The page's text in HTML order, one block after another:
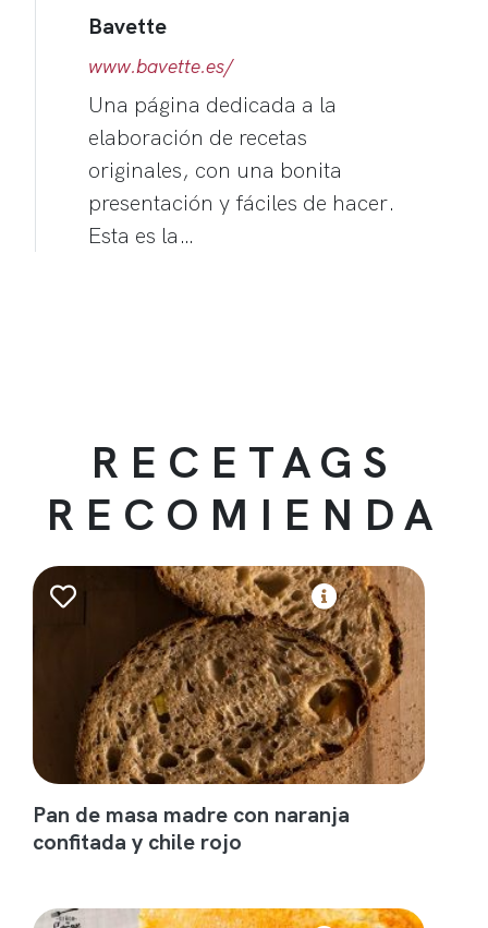
Bavette
www.bavette.es/
Una página dedicada a la
elaboración de recetas
originales, con una bonita
presentación y fáciles de hacer.
Esta es la…
RECETAGS
RECOMIENDA
Pan de masa madre con naranja
confitada y chile rojo